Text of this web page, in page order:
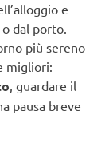
e
dal porto.
più sereno
migliori:
, guardare il
pausa breve